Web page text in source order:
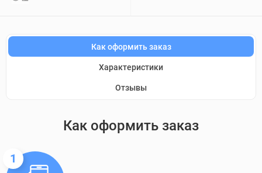
Как оформить заказ
Характеристики
Отзывы
Как оформить заказ
1